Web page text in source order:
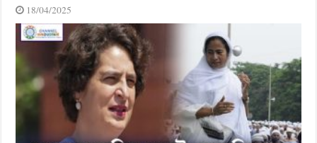
18/04/2025